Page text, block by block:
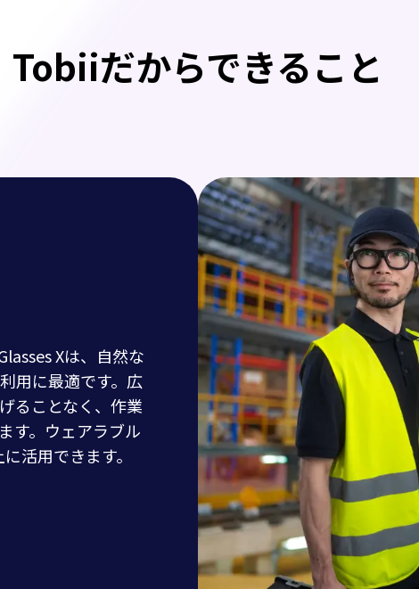
Tobiiだからできること
Xは、自然な
用に最適です。広
ることなく、作業
す。ウェアラブル
活用できます。